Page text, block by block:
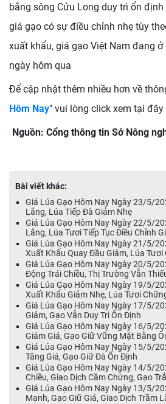
bằng sông Cửu Long duy trì ổn
giá gạo có sự điều chỉnh nhẹ tùy
xuất khẩu, giá gạo Việt Nam đang
ngày hôm qua
Để cập nhật thêm nhiều hơn về
Hôm Nay" vui lòng click xem tại đây
Nguồn: Cổng thông tin Sở Nông
Bài viết khác:
Giá Lúa Gạo Hôm Nay Ngày 23/5/
Lắng, Lúa Tiếp Đà Giảm Nhẹ
Giá Lúa Gạo Hôm Nay Ngày 22/5/
Lắng, Lúa Tươi Tiếp Tục Điều Chỉnh
Giá Lúa Gạo Hôm Nay Ngày 21/5/
Xuất Khẩu Quay Đầu Giảm, Lúa Tươi
Giá Lúa Gạo Hôm Nay Ngày 20/5/
Động Trái Chiều, Thị Trường Vẫn
Giá Lúa Gạo Hôm Nay Ngày 19/5/
Xuất Khẩu Giảm Nhẹ, Lúa Tươi
Giá Lúa Gạo Hôm Nay Ngày 17/5/
Giảm, Gạo Vẫn Duy Trì Ổn Định
Giá Lúa Gạo Hôm Nay Ngày 16/5/
Giảm Giá, Gạo Giữ Vững Mặt Bằng
Giá Lúa Gạo Hôm Nay Ngày 15/5/
Tăng Giá, Gạo Giữ Đà Ổn Định
Giá Lúa Gạo Hôm Nay Ngày 14/5/
Chiều, Giao Dịch Cầm Chừng, Gạo
Giá Lúa Gạo Hôm Nay Ngày 13/5/
Mạnh, Gạo Giữ Giá, Giao Dịch Trầm